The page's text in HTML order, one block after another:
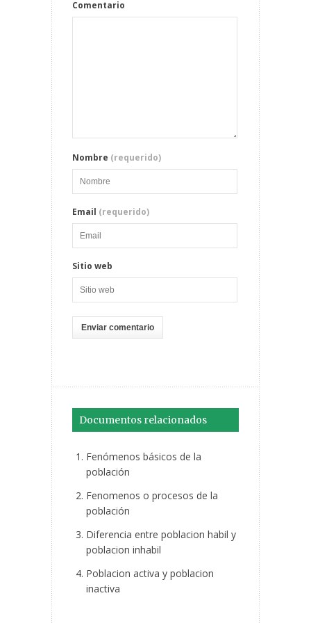
Comentario
Nombre (requerido)
Email (requerido)
Sitio web
Documentos relacionados
Fenómenos básicos de la
población
Fenomenos o procesos de la
población
Diferencia entre poblacion habil y
poblacion inhabil
Poblacion activa y poblacion
inactiva